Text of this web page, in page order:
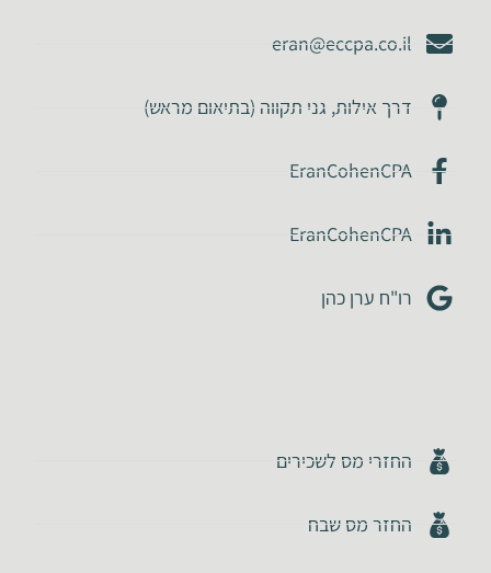
החזרי מס לשכירים
החזר מס שבח
eran@eccpa.co.il
דרך אילות, גני תקווה (בתיאום מראש)
EranCohenCPA
EranCohenCPA
רו"ח ערן כהן